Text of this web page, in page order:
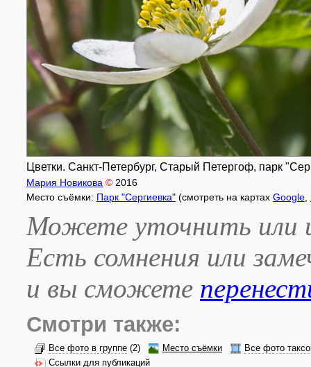
Цветки. Санкт-Петербург, Старый Петергоф, парк
Мария Новикова © 2016
Место съёмки: Парк "Сергиевка" (смотреть на картах Google
Можете уточнить или
Есть сомнения или
и вы сможете
Смотри также:
Все фото в группе (2) Место съёмки
Все фото
Ссылки для публикаций